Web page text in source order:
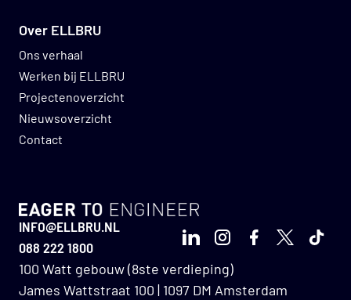
Over ELLBRU
Ons verhaal
Werken bij ELLBRU
Projectenoverzicht
Nieuwsoverzicht
Contact
GO TO HOMEPAGE
100 Watt gebouw (8ste verdieping)
James Wattstraat 100 | 1097 DM Amsterdam
INFO@ELLBRU.NL
088 222 1800
LinkedInInstagram
Facebook
X